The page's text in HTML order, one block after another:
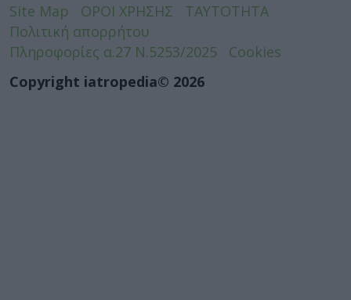
Site Map ΟΡΟΙ ΧΡΗΣΗΣ
ΤΑΥΤΟΤΗΤΑ
Πολιτική απορρήτου
Πληροφορίες α.27 Ν.5253/2025
Cookies
Copyright iatropedia© 2026